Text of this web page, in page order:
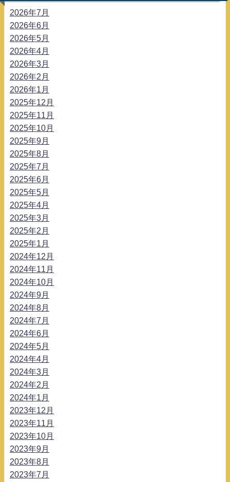
2026年7月
2026年6月
2026年5月
2026年4月
2026年3月
2026年2月
2026年1月
2025年12月
2025年11月
2025年10月
2025年9月
2025年8月
2025年7月
2025年6月
2025年5月
2025年4月
2025年3月
2025年2月
2025年1月
2024年12月
2024年11月
2024年10月
2024年9月
2024年8月
2024年7月
2024年6月
2024年5月
2024年4月
2024年3月
2024年2月
2024年1月
2023年12月
2023年11月
2023年10月
2023年9月
2023年8月
2023年7月